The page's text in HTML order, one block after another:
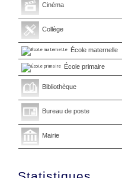
Cinéma
Collège
École maternelle
École primaire
Bibliothèque
Bureau de poste
Mairie